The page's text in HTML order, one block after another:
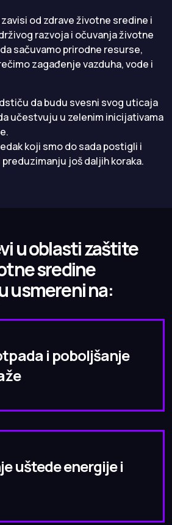
od zdrave životne sredine i
razvoja i očuvanja životne
sačuvamo prirodne resurse,
zagađenje vazduha, vode i
da budu svesni svog uticaja
učestvuju u zelenim inicijativama
koji smo do sada postigli i
još daljih koraka.
u oblasti zaštite
sredine
usmereni na:
i poboljšanje
uštede energije i